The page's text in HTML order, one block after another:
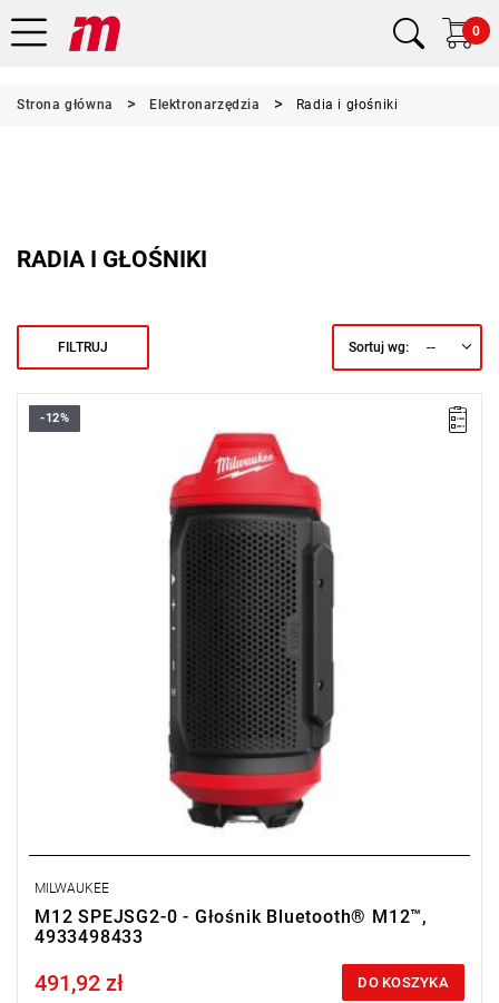
0
Strona główna Elektronarzędzia Radia i głośniki
RADIA I GŁOŚNIKI
FILTRUJ Sortuj wg: --
-12%
MILWAUKEE
M12 SPEJSG2-0 - Głośnik Bluetooth® M12™,
4933498433
Price tax included
491,92 zł DO KOSZYKA